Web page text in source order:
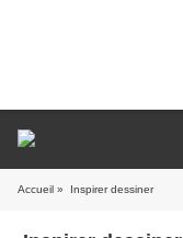
Accueil » Inspirer dessiner